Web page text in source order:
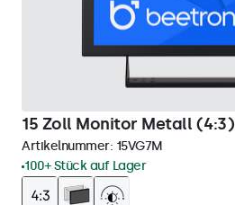
15 Zoll Monitor Metall (4:3)
Artikelnummer: 15VG7M
100+ Stück auf Lager